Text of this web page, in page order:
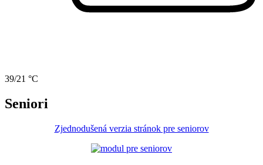
39/21 °C
Seniori
Zjednodušená verzia stránok pre seniorov